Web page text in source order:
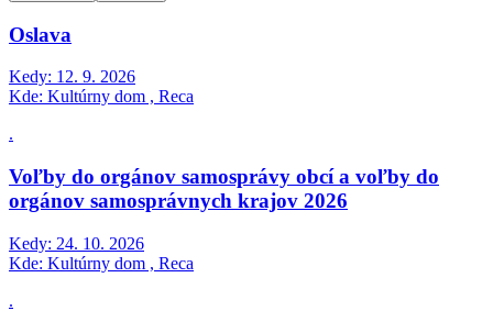
Oslava
Kedy: 12. 9. 2026
Kde: Kultúrny dom , Reca
.
Voľby do orgánov samosprávy obcí a voľby do
orgánov samosprávnych krajov 2026
Kedy: 24. 10. 2026
Kde: Kultúrny dom , Reca
.